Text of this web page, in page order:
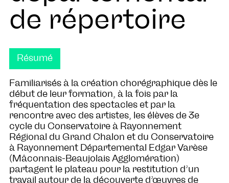
de répertoire
Résumé
Familiarisés à la création chorégraphique dès le
début de leur formation, à la fois par la
fréquentation des spectacles et par la
rencontre avec des artistes, les élèves de 3e
cycle du Conservatoire à Rayonnement
Régional du Grand Chalon et du Conservatoire
à Rayonnement Départemental Edgar Varèse
(Mâconnais-Beaujolais Agglomération)
partagent le plateau pour la restitution d’un
travail autour de la découverte d’œuvres de